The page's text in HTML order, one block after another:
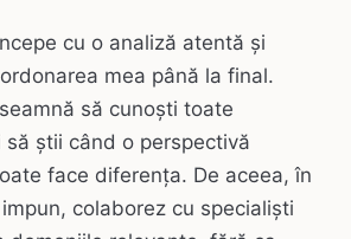
cu o analiză atentă și
mea până la final.
să cunoști toate
să știi când o perspectivă
face diferența. De aceea, în
colaborez cu specialiști